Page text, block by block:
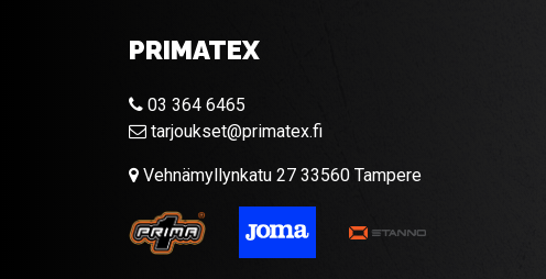
PRIMATEX
03 364 6465
tarjoukset@primatex.fi
Vehnämyllynkatu 27 33560 Tampere